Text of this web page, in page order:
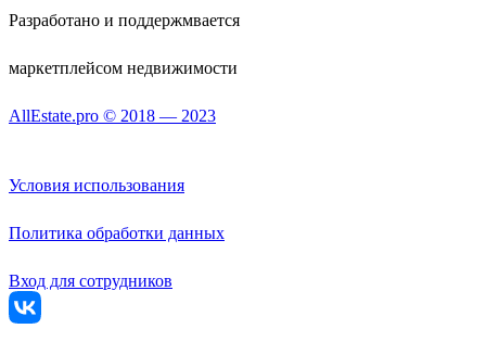
Разработано и поддержмвается
маркетплейсом недвижимости
AllEstate.pro © 2018 — 2023
Условия использования
Политика обработки данных
Вход для сотрудников